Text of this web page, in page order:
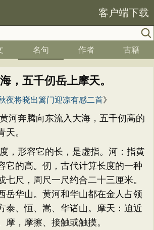
客户端下载
名句 作者 古籍
，五千仞岳上摩天。
夜将晓出篱门迎凉有感二首》
河奔腾向东流入大海，五千仞高的
天。
，形容它的长，是虚指。河：指黄
它的高。仞，古代计算长度的一种
七尺，周尺一尺约合二十三厘米。
岳华山。黄河和华山都在金人占领
泰、恒、嵩、华诸山。摩天：迫近
摩，摩擦、接触或触摸。